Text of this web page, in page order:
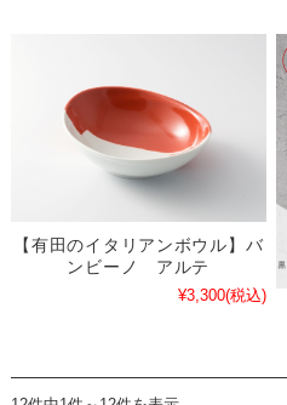
【有田のイタリアンボウル】バ
ンビーノ アルテ
¥3,300(税込)